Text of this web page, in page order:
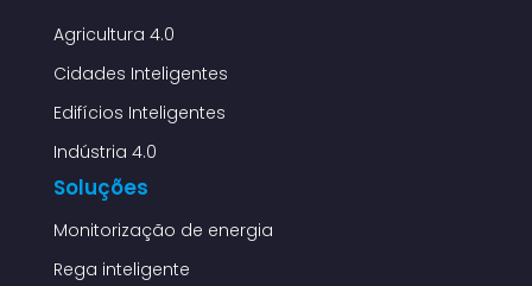
Agricultura 4.0
Cidades Inteligentes
Edifícios Inteligentes
Indústria 4.0
Soluções
Monitorização de energia
Rega inteligente